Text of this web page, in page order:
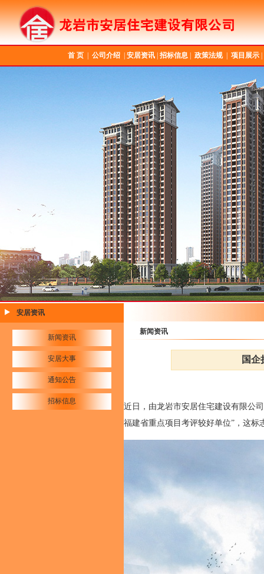
首 页 公司介绍 安居资讯 招标信息 政策法规| 项目展示
安居资讯
新闻资讯
安居大事
通知公告
招标信息
新闻资讯
国
近日，由龙岩市安居住宅建设有限公
福建省重点项目考评较好单位”，这